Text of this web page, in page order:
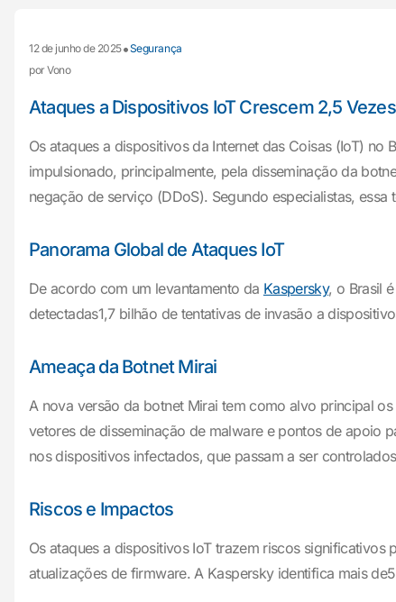
12 de junho de 2025•Segurança
por Vono
Ataques a Dispositivos IoT Crescem 2,5
Os ataques a dispositivos da Internet das Coisas (IoT)
impulsionado, principalmente, pela disseminação da
negação de serviço (DDoS). Segundo especialistas,
Panorama Global de Ataques IoT
De acordo com um levantamento da Kaspersky, o Brasil
detectadas1,7 bilhão de tentativas de invasão a
Ameaça da Botnet Mirai
A nova versão da botnet Mirai tem como alvo principal
vetores de disseminação de malware e pontos de apoio
nos dispositivos infectados, que passam a ser
Riscos e Impactos
Os ataques a dispositivos IoT trazem riscos
atualizações de firmware. A Kaspersky identifica mais